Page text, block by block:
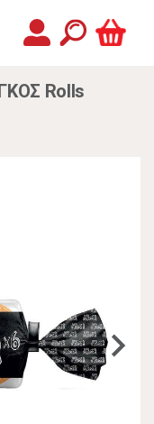
Rolls